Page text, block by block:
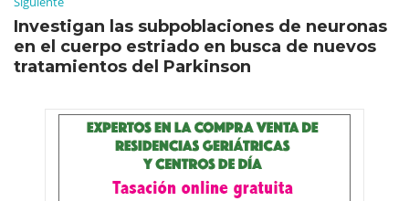
Investigan las subpoblaciones de neuronas
en el cuerpo estriado en busca de nuevos
tratamientos del Parkinson